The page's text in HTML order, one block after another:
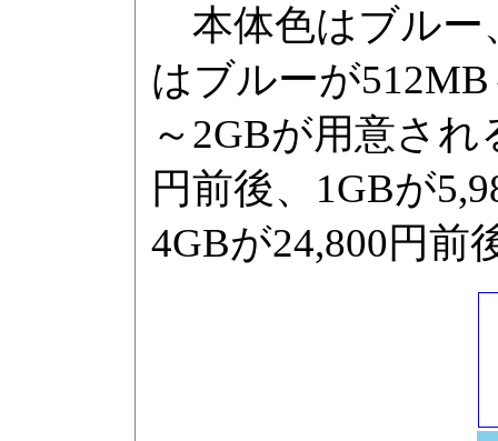
本体色はブルー
はブルーが
～2GBが用意さ
円前後、1GBが
4GBが24,800円前